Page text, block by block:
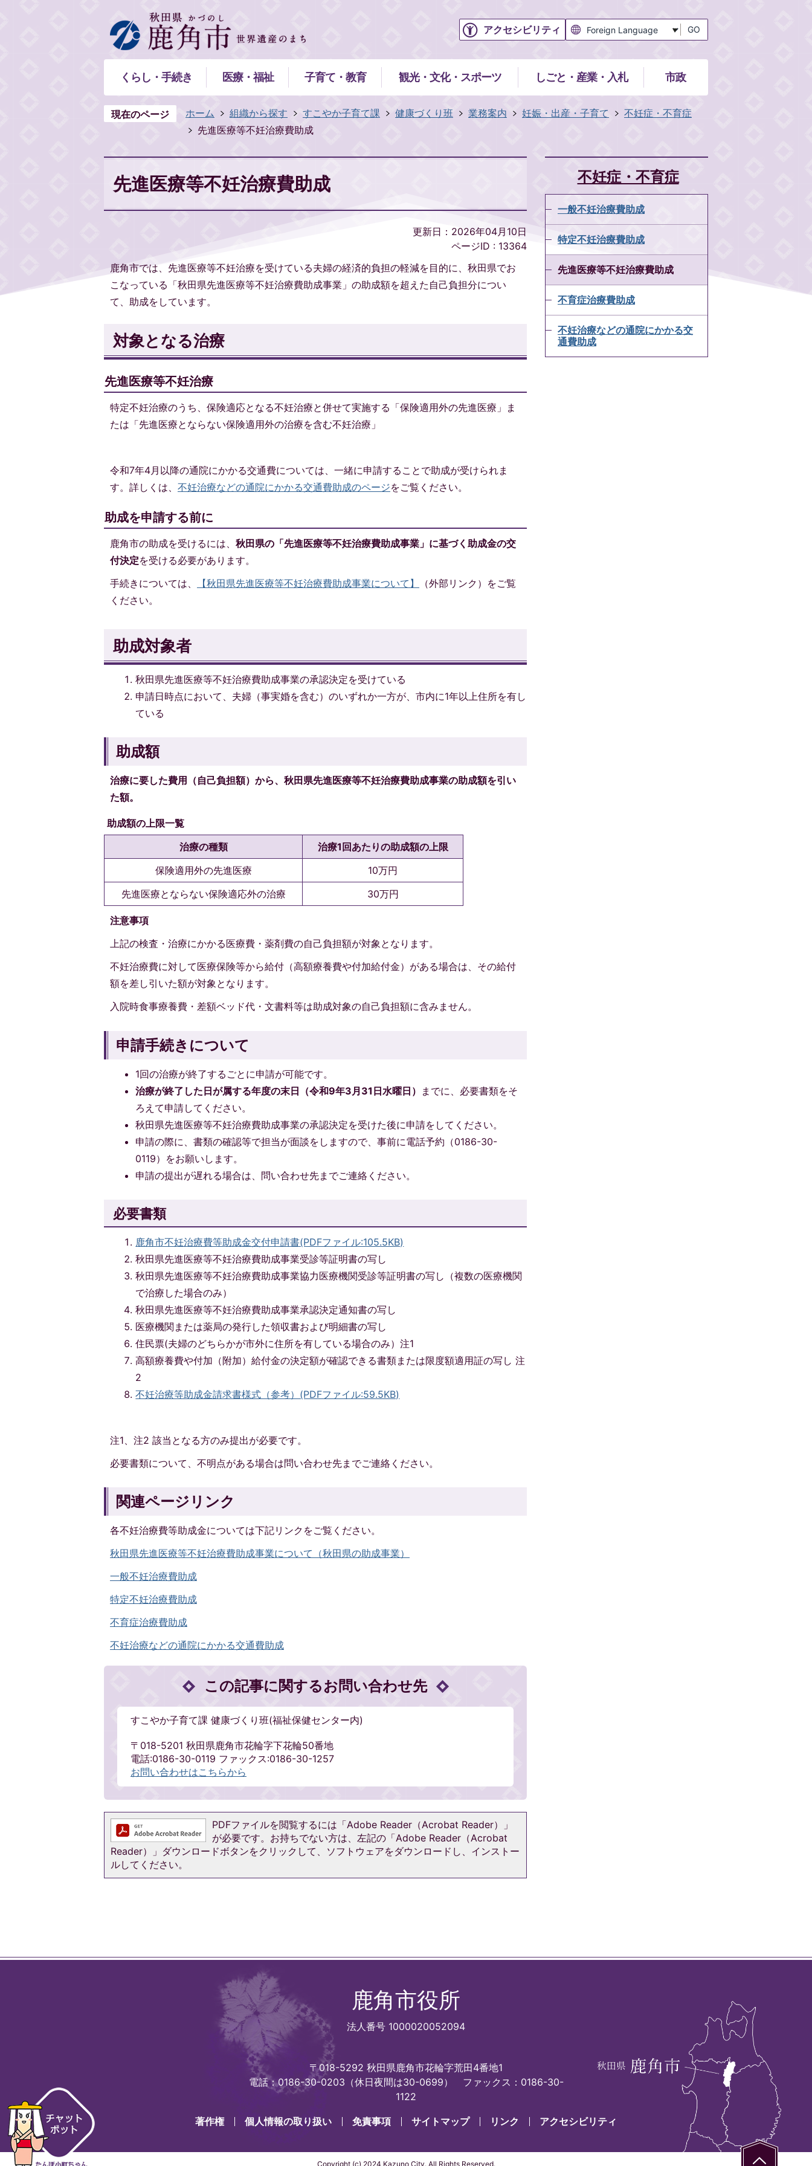
アクセシビリティ GO
くらし・手続き 医療・福祉 子育て・教育 観光・文化・スポーツ しごと・産業・入札 市政
現在のページ ホーム 組織から探す すこやか子育て課 健康づくり班 業務案内 妊娠・出産・子育て
不妊症・不育症
先進医療等不妊治療費助成
先進医療等不妊治療費助成
更新日：2026年04月10日
ページID : 13364
鹿角市では、先進医療等不妊治療を受けている夫婦の経済的負担の軽減を目的に、秋田県でお
こなっている「秋田県先進医療等不妊治療費助成事業」の助成額を超えた自己負担分につい
て、助成をしています。
対象となる治療
先進医療等不妊治療
特定不妊治療のうち、保険適応となる不妊治療と併せて実施する「保険適用外の先進医療」ま
たは「先進医療とならない保険適用外の治療を含む不妊治療」
令和7年4月以降の通院にかかる交通費については、一緒に申請することで助成が受けられま
す。詳しくは、 不妊治療などの通院にかかる交通費助成のページをご覧ください。
助成を申請する前に
鹿角市の助成を受けるには、 秋田県の「先進医療等不妊治療費助成事業」に基づく助成金の交
付決定を受ける必要があります。
手続きについては、
【秋田県先進医療等不妊治療費助成事業について】
（外部リンク）をご覧
ください。
助成対象者
秋田県先進医療等不妊治療費助成事業の承認決定を受けている
申請日時点において、夫婦（事実婚を含む）のいずれか一方が、市内に1年以上住所を有し
ている
助成額
治療に要した費用（自己負担額）から、秋田県先進医療等不妊治療費助成事業の助成額を引い
た額。
助成額の上限一覧
治療の種類
治療1回あたりの助成額の上限
保険適用外の先進医療
10万円
先進医療とならない保険適応外の治療
30万円
注意事項
上記の検査・治療にかかる医療費・薬剤費の自己負担額が対象となります。
不妊治療費に対して医療保険等から給付（高額療養費や付加給付金）がある場合は、その給付
額を差し引いた額が対象となります。
入院時食事療養費・差額ベッド代・文書料等は助成対象の自己負担額に含みません。
申請手続きについて
1回の治療が終了するごとに申請が可能です。
治療が終了した日が属する年度の末日（令和9年3月31日水曜日） までに、必要書類をそ
ろえて申請してください。
秋田県先進医療等不妊治療費助成事業の承認決定を受けた後に申請をしてください。
申請の際に、書類の確認等で担当が面談をしますので、事前に電話予約（0186-30-
0119）をお願いします。
申請の提出が遅れる場合は、問い合わせ先までご連絡ください。
必要書類
鹿角市不妊治療費等助成金交付申請書(PDFファイル:105.5KB)
秋田県先進医療等不妊治療費助成事業受診等証明書の写し
秋田県先進医療等不妊治療費助成事業協力医療機関受診等証明書の写し（複数の医療機関
で治療した場合のみ）
秋田県先進医療等不妊治療費助成事業承認決定通知書の写し
医療機関または薬局の発行した領収書および明細書の写し
住民票(夫婦のどちらかが市外に住所を有している場合のみ）注1
高額療養費や付加（附加）給付金の決定額が確認できる書類または限度額適用証の写し 注
2
不妊治療等助成金請求書様式（参考）(PDFファイル:59.5KB)
注1、注2 該当となる方のみ提出が必要です。
必要書類について、不明点がある場合は問い合わせ先までご連絡ください。
関連ページリンク
各不妊治療費等助成金については下記リンクをご覧ください。
秋田県先進医療等不妊治療費助成事業について（秋田県の助成事業）
一般不妊治療費助成
特定不妊治療費助成
不育症治療費助成
不妊治療などの通院にかかる交通費助成
この記事に関するお問い合わせ先
すこやか子育て課 健康づくり班(福祉保健センター内)
〒018-5201 秋田県鹿角市花輪字下花輪50番地
電話:0186-30-0119 ファックス:0186-30-1257
お問い合わせはこちらから
PDFファイルを閲覧するには「Adobe Reader（Acrobat Reader）」
が必要です。お持ちでない方は、左記の「Adobe Reader（Acrobat
Reader）」ダウンロードボタンをクリックして、ソフトウェアをダウンロードし、インストー
ルしてください。
不妊症・不育症
一般不妊治療費助成
特定不妊治療費助成
先進医療等不妊治療費助成
不育症治療費助成
不妊治療などの通院にかかる交
通費助成
鹿角市役所
法人番号 1000020052094
〒018-5292 秋田県鹿角市花輪字荒田4番地1
電話：0186-30-0203（休日夜間は30-0699）
ファックス：0186-30-
1122
著作権 個人情報の取り扱い 免責事項 サイトマップ リンク アクセシビリティ
Copyright (c) 2024 Kazuno City. All Rights Reserved.